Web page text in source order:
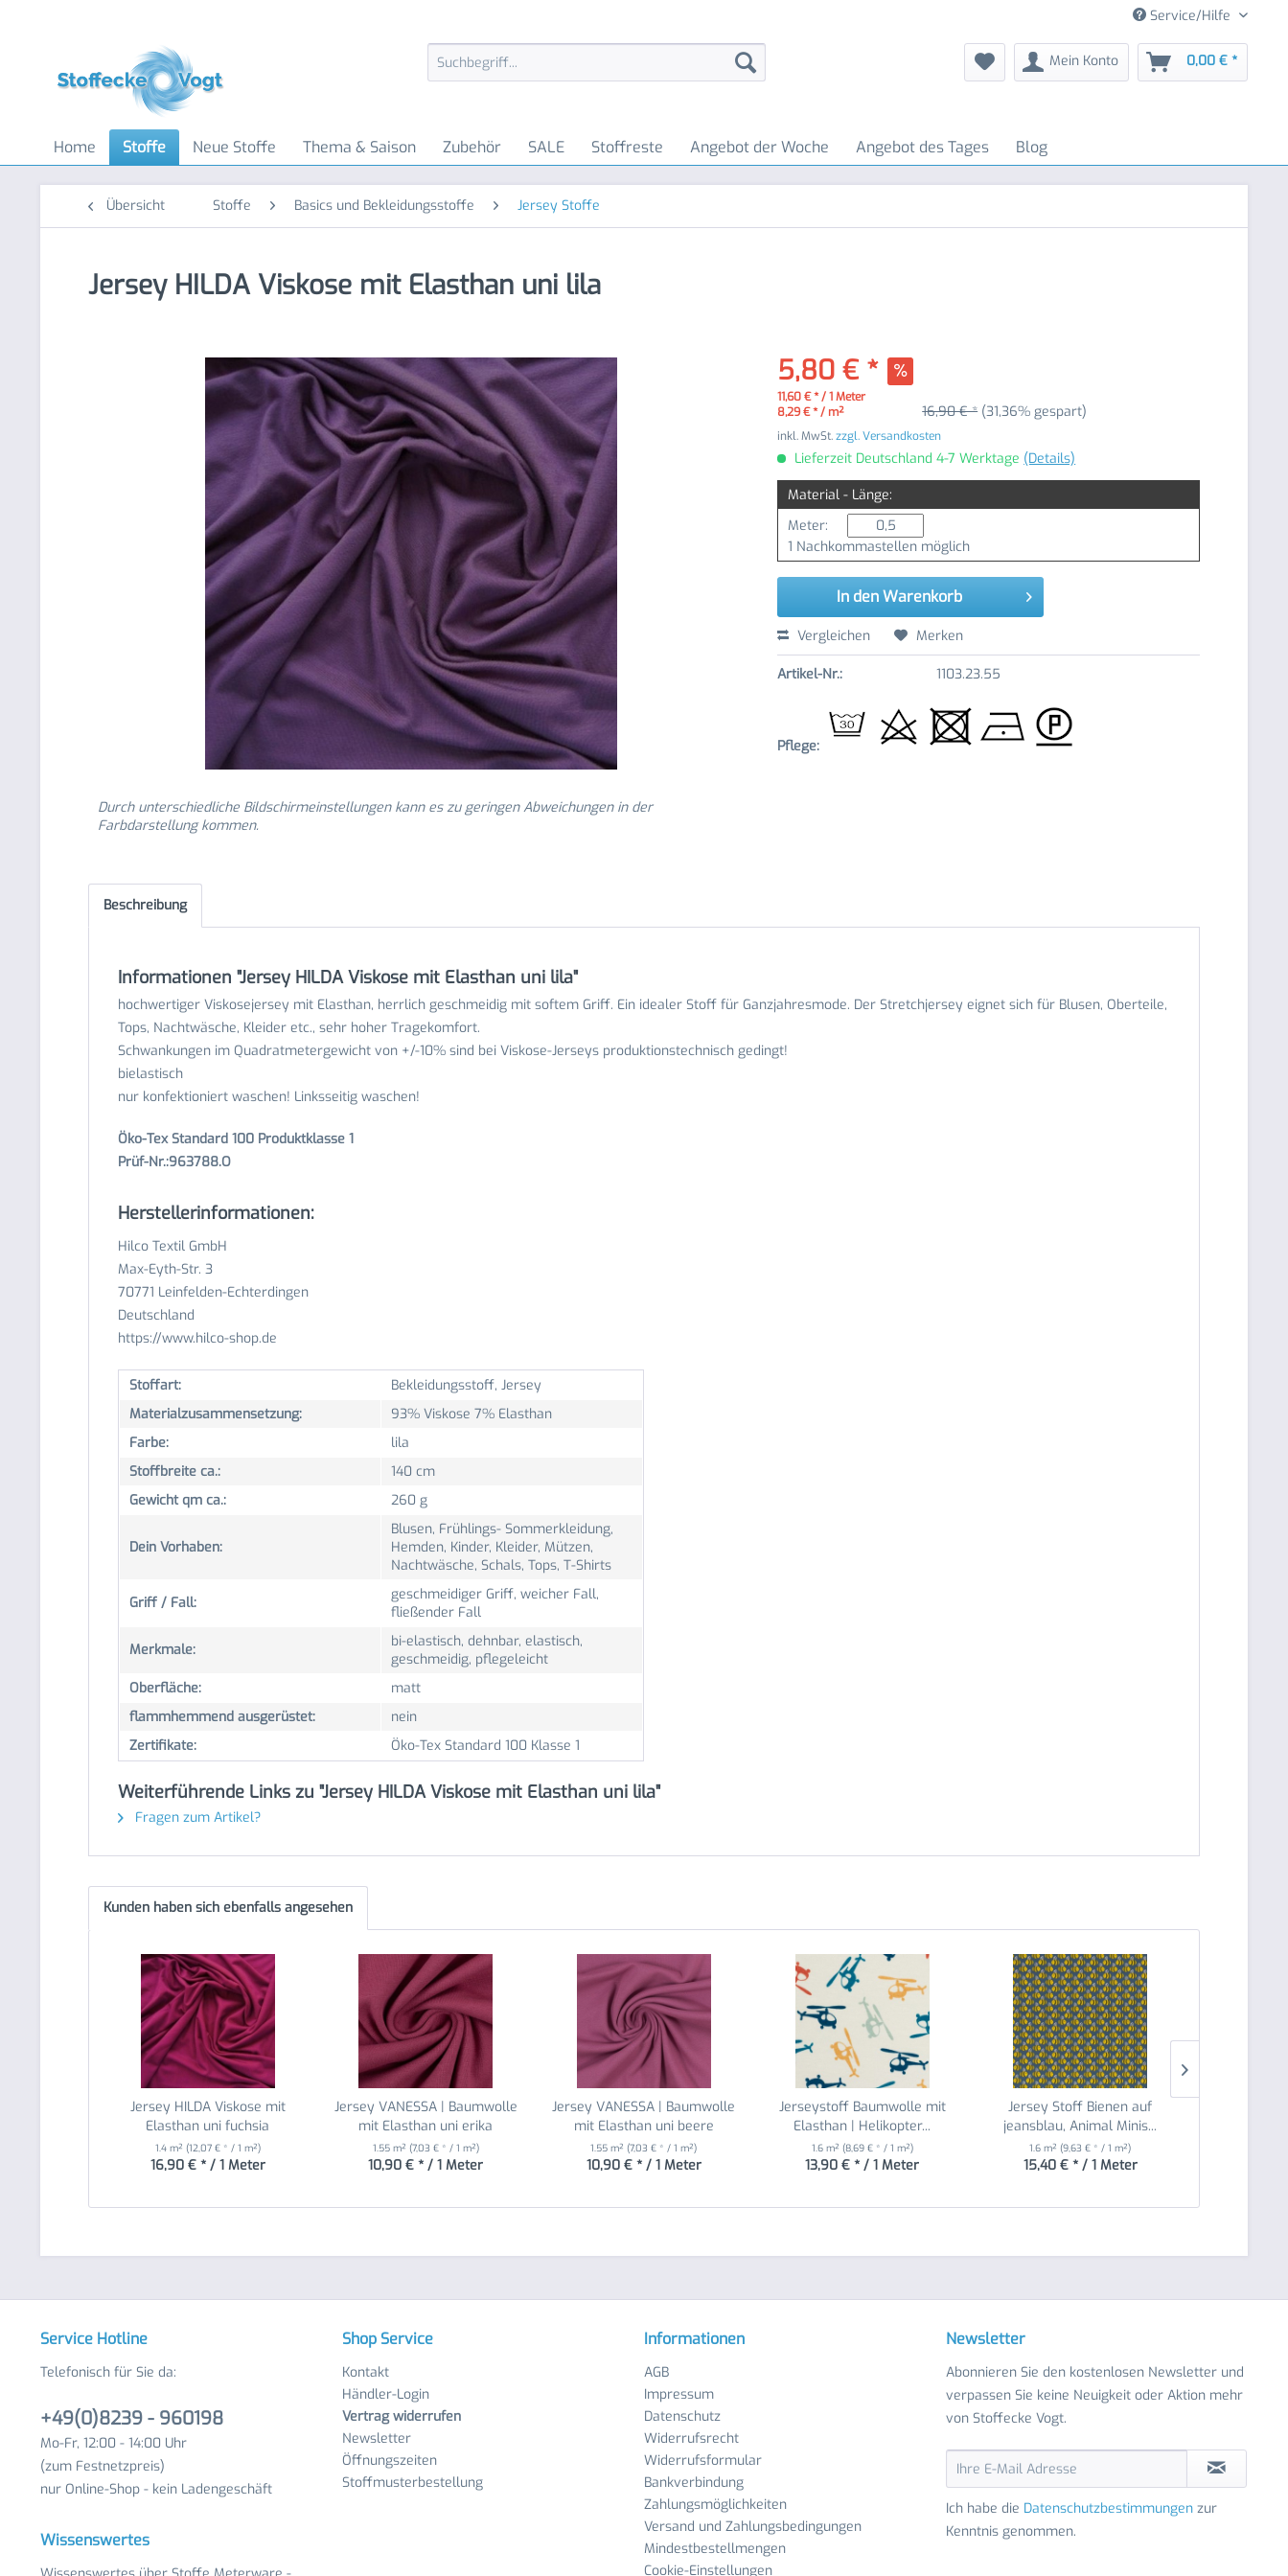
Service/Hilfe
Mein Konto 0,00 € *
Home Stoffe Neue Stoffe Thema & Saison Zubehör SALE Stoffreste Angebot der Woche Angebot des Tages Blog
Übersicht Stoffe Basics und Bekleidungsstoffe Jersey Stoffe
Jersey HILDA Viskose mit Elasthan uni lila
Durch unterschiedliche Bildschirmeinstellungen kann es zu geringen Abweichungen in der
Farbdarstellung kommen.
5,80 € *
11,60 € * / 1 Meter
8,29 € * / m²
16,90 € * (31,36% gespart)
inkl. MwSt.zzgl. Versandkosten
Lieferzeit Deutschland 4-7 Werktage (Details)
Material - Länge:
Meter:
1 Nachkommastellen möglich
In den Warenkorb
Vergleichen Merken
Artikel-Nr.: 1103.23.55
Pflege:
Beschreibung
Informationen "Jersey HILDA Viskose mit Elasthan uni lila"
hochwertiger Viskosejersey mit Elasthan, herrlich geschmeidig mit softem Griff. Ein idealer Stoff für Ganzjahresmode. Der Stretchjersey eignet sich für Blusen, Oberteile,
Tops, Nachtwäsche, Kleider etc., sehr hoher Tragekomfort.
Schwankungen im Quadratmetergewicht von +/-10% sind bei Viskose-Jerseys produktionstechnisch gedingt!
bielastisch
nur konfektioniert waschen! Linksseitig waschen!
Öko-Tex Standard 100 Produktklasse 1
Prüf-Nr.:963788.O
Herstellerinformationen:
Hilco Textil GmbH
Max-Eyth-Str. 3
70771 Leinfelden-Echterdingen
Deutschland
https://www.hilco-shop.de
Stoffart:
Bekleidungsstoff, Jersey
Materialzusammensetzung:
93% Viskose 7% Elasthan
Farbe:
lila
Stoffbreite ca.:
140 cm
Gewicht qm ca.:
260 g
Dein Vorhaben:
Blusen, Frühlings- Sommerkleidung,
Hemden, Kinder, Kleider, Mützen,
Nachtwäsche, Schals, Tops, T-Shirts
Griff / Fall:
geschmeidiger Griff, weicher Fall,
fließender Fall
Merkmale:
bi-elastisch, dehnbar, elastisch,
geschmeidig, pflegeleicht
Oberfläche:
matt
flammhemmend ausgerüstet:
nein
Zertifikate:
Öko-Tex Standard 100 Klasse 1
Weiterführende Links zu "Jersey HILDA Viskose mit Elasthan uni lila"
Fragen zum Artikel?
Kunden haben sich ebenfalls angesehen
Jersey HILDA Viskose mit
Elasthan uni fuchsia
1.4 m² (12,07 € * / 1 m²)
16,90 € * / 1 Meter
Jersey VANESSA | Baumwolle
mit Elasthan uni erika
1.55 m² (7,03 € * / 1 m²)
10,90 € * / 1 Meter
Jersey VANESSA | Baumwolle
mit Elasthan uni beere
1.55 m²(7,03 € * / 1 m²)
10,90 € * / 1 Meter
Jerseystoff Baumwolle mit
Elasthan | Helikopter...
1.6 m² (8,69 € * / 1 m²)
13,90 € * / 1 Meter
Jersey Stoff Bienen auf
jeansblau, Animal Minis...
1.6 m²(9,63 € * / 1 m²)
15,40 € * / 1 Meter
Service Hotline
Telefonisch für Sie da:
+49(0)8239 - 960198
Mo-Fr, 12:00 - 14:00 Uhr
(zum Festnetzpreis)
nur Online-Shop - kein Ladengeschäft
Wissenswertes
Shop Service
Kontakt
Händler-Login
Vertrag widerrufen
Newsletter
Öffnungszeiten
Stoffmusterbestellung
Informationen
AGB
Impressum
Datenschutz
Widerrufsrecht
Widerrufsformular
Bankverbindung
Zahlungsmöglichkeiten
Versand und Zahlungsbedingungen
Mindestbestellmengen
Cookie-Einstellungen
Newsletter
Abonnieren Sie den kostenlosen Newsletter und
verpassen Sie keine Neuigkeit oder Aktion mehr
von Stoffecke Vogt.
Ich habe die Datenschutzbestimmungen zur
Kenntnis genommen.